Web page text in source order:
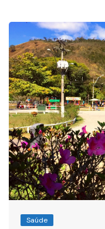
Saúde